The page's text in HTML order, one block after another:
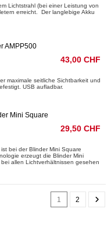
Lichtstrahl (bei einer Leistung von
erreicht. Der langlebige Akku
43,00 CHF
maximale seitliche Sichtbarkeit und
USB aufladbar.
29,50 CHF
bei der Blinder Mini Square
erzeugt die Blinder Mini
allen Lichtverhältnissen gesehen
1 2